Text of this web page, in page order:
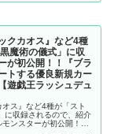
クカオス』など4種
魔術の儀式」に収
が初公開！！『ブラ
トする優良新規カー
遊戯王ラッシュデュ
オス』など4種が「スト
に収録されるので、紹介
ンスターが初公開！！